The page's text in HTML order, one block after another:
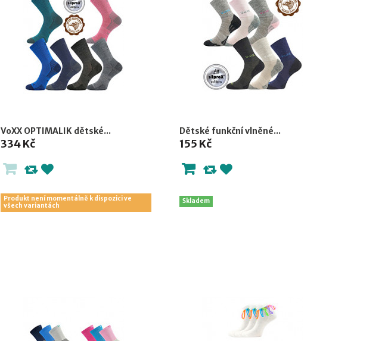
VoXX OPTIMALIK dětské...
334 Kč
Produkt není momentálně k dispozici ve
všech variantách
Dětské funkční vlněné...
155 Kč
Skladem